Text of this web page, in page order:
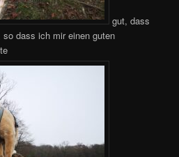
gut, dass
dass ich mir einen guten